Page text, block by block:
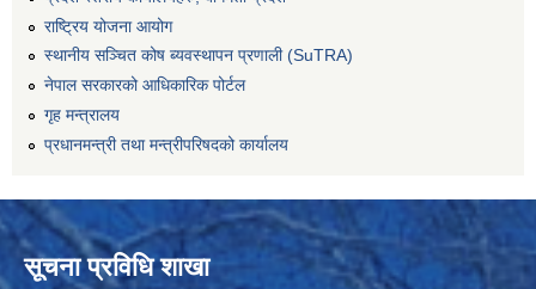
राष्ट्रिय योजना आयोग
स्थानीय सञ्चित कोष ब्यवस्थापन प्रणाली (SuTRA)
नेपाल सरकारको आधिकारिक पोर्टल
गृह मन्त्रालय
प्रधानमन्त्री तथा मन्त्रीपरिषदको कार्यालय
सूचना प्रविधि शाखा